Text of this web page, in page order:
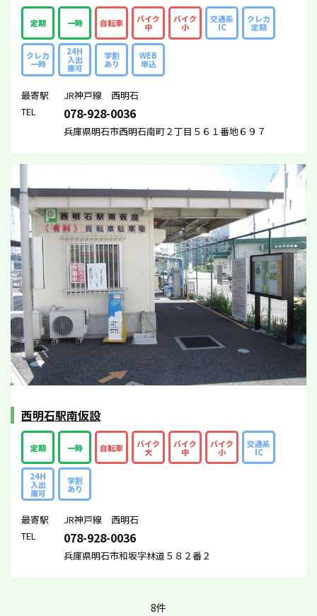
定期 一時 自転車 バイク
中
バイク
小
交通系
IC
クレカ
定期
クレカ
一時
24H
入出
庫可
学割
あり
WEB
申込
最寄駅
JR神戸線 西明石
TEL
078-928-0036
兵庫県明石市西明石南町２丁目５６１番地６９７
西明石駅南仮設
定期 一時 自転車 バイク
大
バイク
中
バイク
小
交通系
IC
24H
入出
庫可
学割
あり
最寄駅
JR神戸線 西明石
TEL
078-928-0036
兵庫県明石市和坂字林道５８２番２
8件